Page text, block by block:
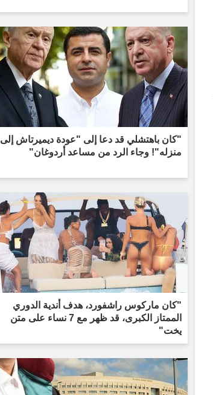
"كان باهتشلي قد دعا إلى "عودة ديميرتاش إلى
منزله"! وجاء الرد من مساعد أردوغان"
"كان ماركوس راشفورد، هدف أندية الدوري
الممتاز الكبرى، قد ظهر مع 7 نساء على متن
يخت"